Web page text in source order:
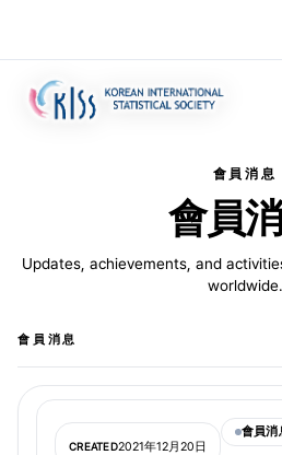
會員消息
會員
Updates, achievements, and
worldwide.
會員消息
CREATED2021年12月20日
會員消